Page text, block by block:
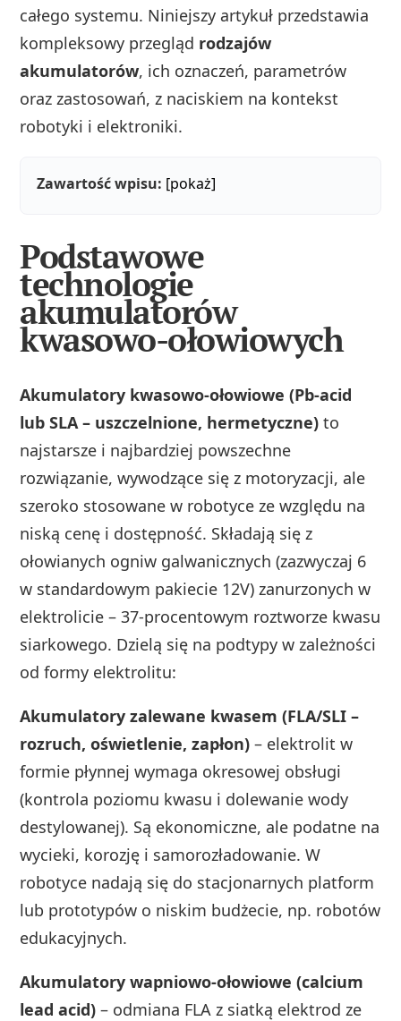
całego systemu. Niniejszy artykuł przedstawia
kompleksowy przegląd rodzajów
akumulatorów, ich oznaczeń, parametrów
oraz zastosowań, z naciskiem na kontekst
robotyki i elektroniki.
Zawartość wpisu: [pokaż]
Podstawowe
technologie
akumulatorów
kwasowo-ołowiowych
Akumulatory kwasowo-ołowiowe (Pb-acid
lub SLA – uszczelnione, hermetyczne) to
najstarsze i najbardziej powszechne
rozwiązanie, wywodzące się z motoryzacji, ale
szeroko stosowane w robotyce ze względu na
niską cenę i dostępność. Składają się z
ołowianych ogniw galwanicznych (zazwyczaj 6
w standardowym pakiecie 12V) zanurzonych w
elektrolicie – 37-procentowym roztworze kwasu
siarkowego. Dzielą się na podtypy w zależności
od formy elektrolitu:
Akumulatory zalewane kwasem (FLA/SLI –
rozruch, oświetlenie, zapłon) – elektrolit w
formie płynnej wymaga okresowej obsługi
(kontrola poziomu kwasu i dolewanie wody
destylowanej). Są ekonomiczne, ale podatne na
wycieki, korozję i samorozładowanie. W
robotyce nadają się do stacjonarnych platform
lub prototypów o niskim budżecie, np. robotów
edukacyjnych.
Akumulatory wapniowo-ołowiowe (calcium
lead acid) – odmiana FLA z siatką elektrod ze